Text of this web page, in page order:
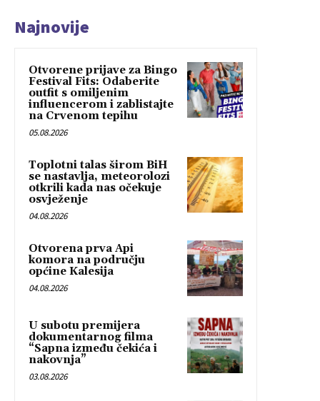
Najnovije
Otvorene prijave za Bingo
Festival Fits: Odaberite
outfit s omiljenim
influencerom i zablistajte
na Crvenom tepihu
05.08.2026
Toplotni talas širom BiH
se nastavlja, meteorolozi
otkrili kada nas očekuje
osvježenje
04.08.2026
Otvorena prva Api
komora na području
općine Kalesija
04.08.2026
U subotu premijera
dokumentarnog filma
“Sapna između čekića i
nakovnja”
03.08.2026